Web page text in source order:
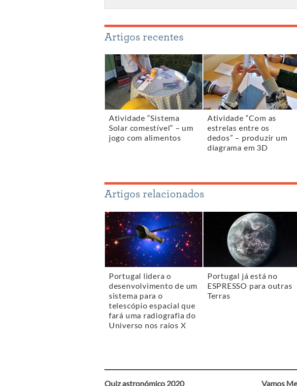
Artigos recentes
Atividade “Sistema
Solar comestível” – um
jogo com alimentos
Atividade “Com as
estrelas entre os
dedos” – produzir um
diagrama em 3D
Artigos relacionados
Portugal lidera o
desenvolvimento de um
sistema para o
telescópio espacial que
fará uma radiografia do
Universo nos raios X
Portugal já está no
ESPRESSO para outras
Terras
Quiz astronómico 2020 Vamos